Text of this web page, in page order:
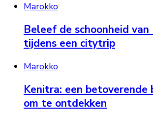
Marokko
Beleef de schoonheid van
tijdens een citytrip
Marokko
Kenitra: een betoverende
om te ontdekken